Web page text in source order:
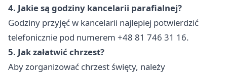
4. Jakie są godziny kancelarii parafialnej?
Godziny przyjęć w kancelarii najlepiej potwierdzić
telefonicznie pod numerem +48 81 746 31 16.
5. Jak załatwić chrzest?
Aby zorganizować chrzest święty, należy